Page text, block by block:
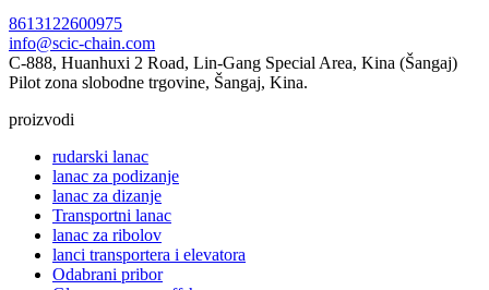
8613122600975
info@scic-chain.com
C-888, Huanhuxi 2 Road, Lin-Gang Special Area, Kina (Šangaj)
Pilot zona slobodne trgovine, Šangaj, Kina.
proizvodi
rudarski lanac
lanac za podizanje
lanac za dizanje
Transportni lanac
lanac za ribolov
lanci transportera i elevatora
Odabrani pribor